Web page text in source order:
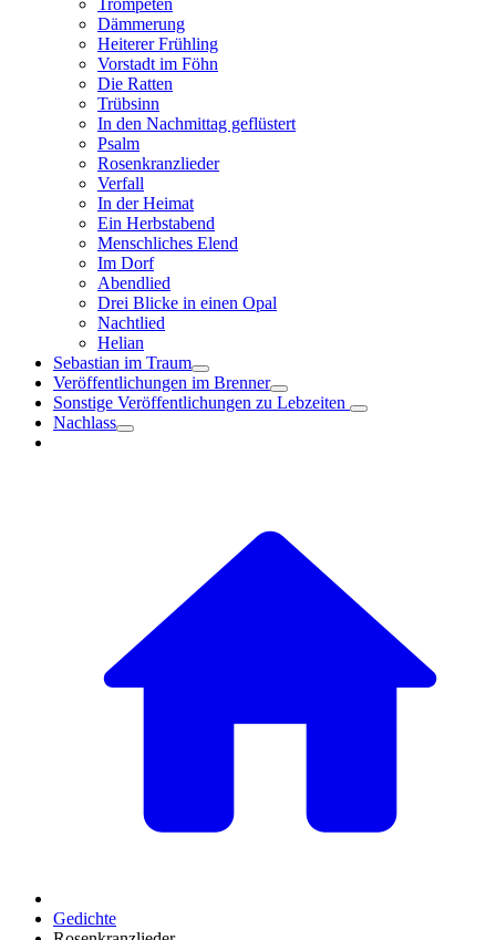
Trompeten
Dämmerung
Heiterer Frühling
Vorstadt im Föhn
Die Ratten
Trübsinn
In den Nachmittag geflüstert
Psalm
Rosenkranzlieder
Verfall
In der Heimat
Ein Herbstabend
Menschliches Elend
Im Dorf
Abendlied
Drei Blicke in einen Opal
Nachtlied
Helian
Sebastian im Traum
Veröffentlichungen im Brenner
Sonstige Veröffentlichungen zu Lebzeiten
Nachlass
Gedichte